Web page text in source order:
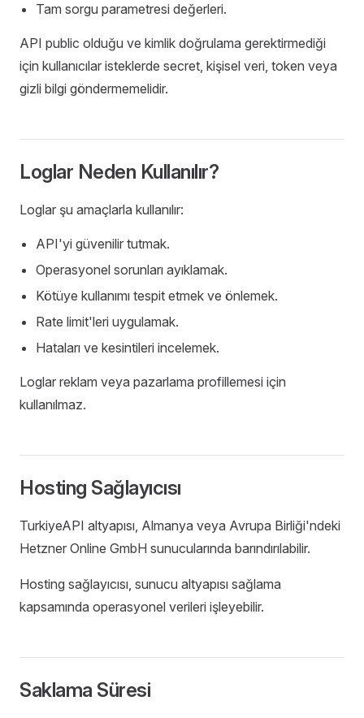
Tam sorgu parametresi değerleri.
API public olduğu ve kimlik doğrulama gerektirmediği
için kullanıcılar isteklerde secret, kişisel veri, token veya
gizli bilgi göndermemelidir.
Loglar Neden Kullanılır?
Loglar şu amaçlarla kullanılır:
API'yi güvenilir tutmak.
Operasyonel sorunları ayıklamak.
Kötüye kullanımı tespit etmek ve önlemek.
Rate limit'leri uygulamak.
Hataları ve kesintileri incelemek.
Loglar reklam veya pazarlama profillemesi için
kullanılmaz.
Hosting Sağlayıcısı
TurkiyeAPI altyapısı, Almanya veya Avrupa Birliği'ndeki
Hetzner Online GmbH sunucularında barındırılabilir.
Hosting sağlayıcısı, sunucu altyapısı sağlama
kapsamında operasyonel verileri işleyebilir.
Saklama Süresi